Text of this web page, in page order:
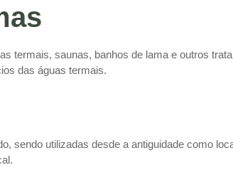
termais, saunas, banhos de lama e outros
das águas termais.
sendo utilizadas desde a antiguidade como